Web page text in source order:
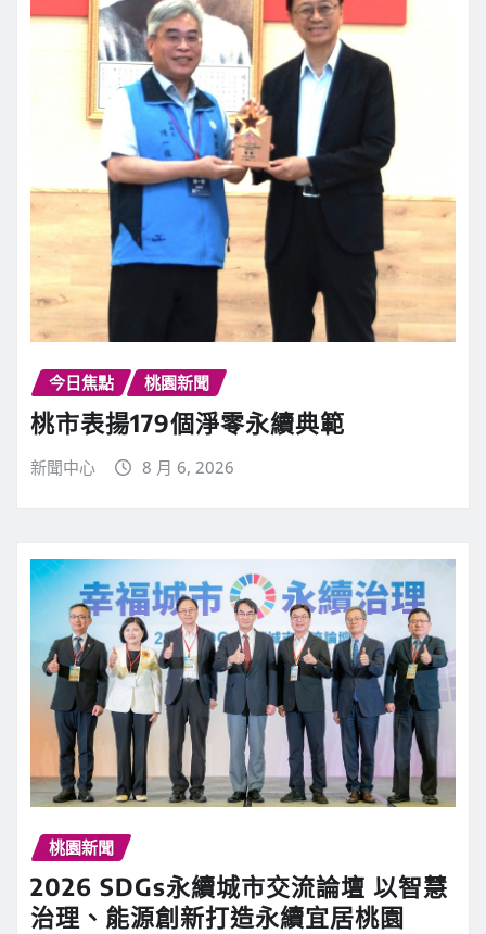
今日焦點 桃園新聞
桃市表揚179個淨零永續典範
新聞中心 8 月 6, 2026
桃園新聞
2026 SDGs永續城市交流論壇 以智慧
治理、能源創新打造永續宜居桃園